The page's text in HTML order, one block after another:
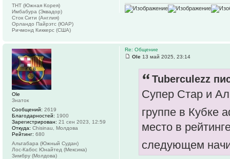
ТНТ (Южная Корея)
Имбабура (Эквадор)
Сток Сити (Англия)
Орландо Пайрэтс (ЮАР)
Ричмонд Киккерс (США)
Re: Общение
Ole 13 май 2025, 23:14
Tuberculezz
Супер Стар и
группе в Кубке
место в
следующем
Ole
Знаток
Сообщений: 2619
Благодарностей: 1900
Зарегистрирован: 21 сен 2023, 12:59
Откуда: Chisinau, Молдова
Рейтинг: 680
Альтабара (Южный Судан)
Лос-Кабос Юнайтед (Мексика)
Зимбру (Молдова)